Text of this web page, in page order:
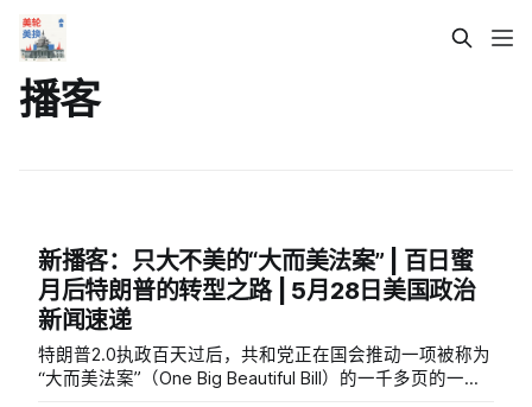
播客
新播客：只大不美的“大而美法案” | 百日蜜
月后特朗普的转型之路 | 5月28日美国政治
新闻速递
特朗普2.0执政百天过后，共和党正在国会推动一项被称为
“大而美法案”（One Big Beautiful Bill）的一千多页的一揽